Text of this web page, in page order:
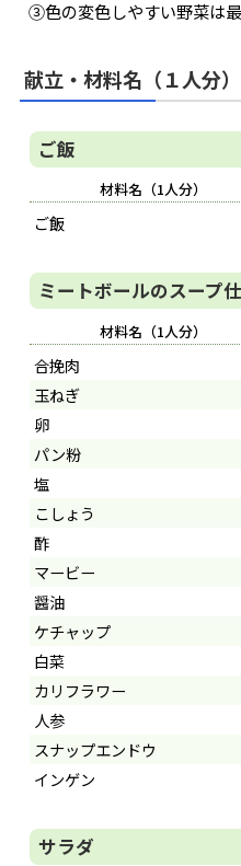
③色の変色しやすい野菜は
献立・材料名（１人分）
ご飯
材料名（1人分）
ご飯
ミートボールのスープ
材料名（1人分）
合挽肉
玉ねぎ
卵
パン粉
塩
こしょう
酢
マービー
醤油
ケチャップ
白菜
カリフラワー
人参
スナップエンドウ
インゲン
サラダ